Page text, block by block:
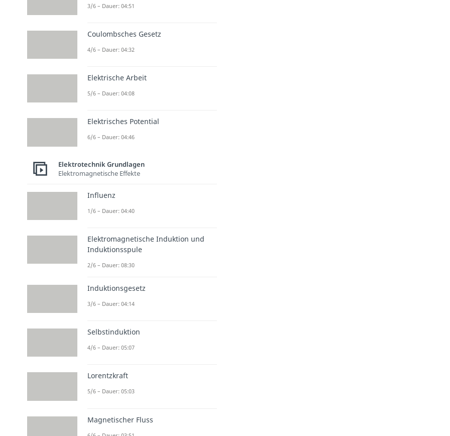
3/6 – Dauer: 04:51
Coulombsches Gesetz
4/6 – Dauer: 04:32
Elektrische Arbeit
5/6 – Dauer: 04:08
Elektrisches Potential
6/6 – Dauer: 04:46
Elektrotechnik Grundlagen
Elektromagnetische Effekte
Influenz
1/6 – Dauer: 04:40
Elektromagnetische Induktion und
Induktionsspule
2/6 – Dauer: 08:30
Induktionsgesetz
3/6 – Dauer: 04:14
Selbstinduktion
4/6 – Dauer: 05:07
Lorentzkraft
5/6 – Dauer: 05:03
Magnetischer Fluss